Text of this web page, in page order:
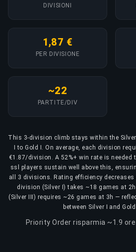
DIVISIONI
1,87 €
PER DIVISIONE
~22
PARTITE/DIV
This 3-division climb stays within the
I to Gold I. On average, each division
€1.87/division. A 52%+ win rate is needed
ssl players sustain well above this,
all 3 divisions. Rating efficiency
division (Silver I) takes ~18 games at
(Silver III) requires ~26 games at 3h —
between Silver I and
Priority Order risparmia ~1.9